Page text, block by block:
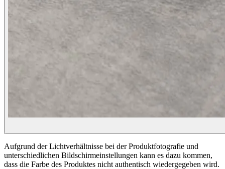
Aufgrund der Lichtverhältnisse bei der Produktfotografie und
unterschiedlichen Bildschirmeinstellungen kann es dazu kommen,
dass die Farbe des Produktes nicht authentisch wiedergegeben wird.